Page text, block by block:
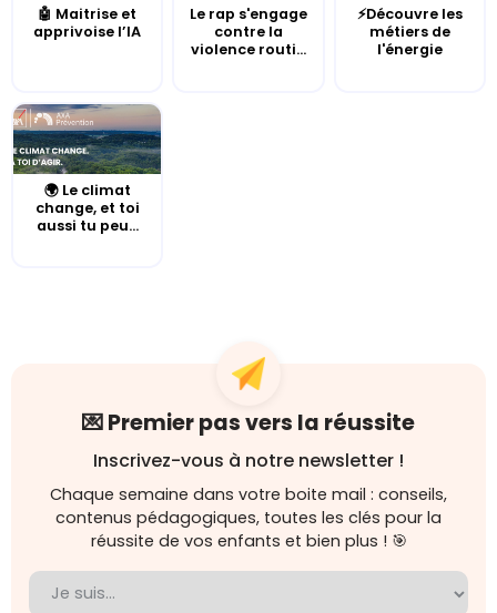
🤖 Maitrise et
apprivoise l’IA
Le rap s'engage
contre la
violence routi...
⚡Découvre les
métiers de
l'énergie
🌍 Le climat
change, et toi
aussi tu peu...
💌 Premier pas vers la réussite
Inscrivez-vous à notre newsletter !
Chaque semaine dans votre boite mail : conseils,
contenus pédagogiques, toutes les clés pour la
réussite de vos enfants et bien plus ! 🎯